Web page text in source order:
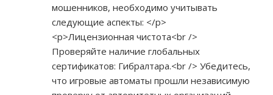
мошенников, необходимо учитывать
следующие аспекты: </p>
<p>Лицензионная чистота<br />
Проверяйте наличие глобальных
сертификатов: Гибралтара.<br /> Убедитесь,
что игровые автоматы прошли независимую